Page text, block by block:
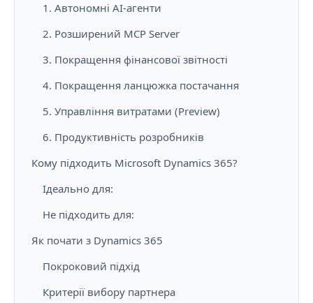
1. Автономні AI-агенти
2. Розширений MCP Server
3. Покращення фінансової звітності
4. Покращення ланцюжка постачання
5. Управління витратами (Preview)
6. Продуктивність розробників
Кому підходить Microsoft Dynamics 365?
Ідеально для:
Не підходить для:
Як почати з Dynamics 365
Покроковий підхід
Критерії вибору партнера